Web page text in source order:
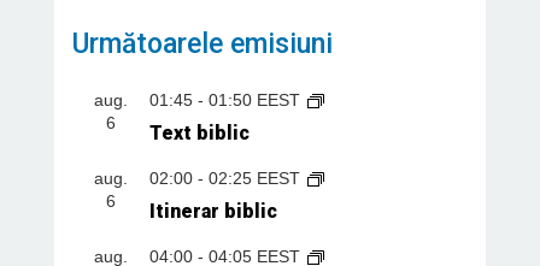
Următoarele emisiuni
aug.
6
01:45- 01:50 EEST
Text biblic
aug.
6
02:00- 02:25 EEST
Itinerar biblic
aug.
04:00- 04:05 EEST